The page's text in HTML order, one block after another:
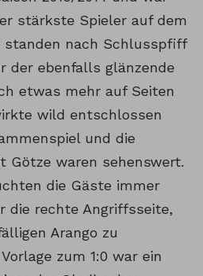
stärkste Spieler auf dem
standen nach Schlusspfiff
der ebenfalls glänzende
etwas mehr auf Seiten
wild entschlossen
und die
Götze waren sehenswert.
die Gäste immer
die rechte Angriffsseite,
Arango zu
zum 1:0 war ein